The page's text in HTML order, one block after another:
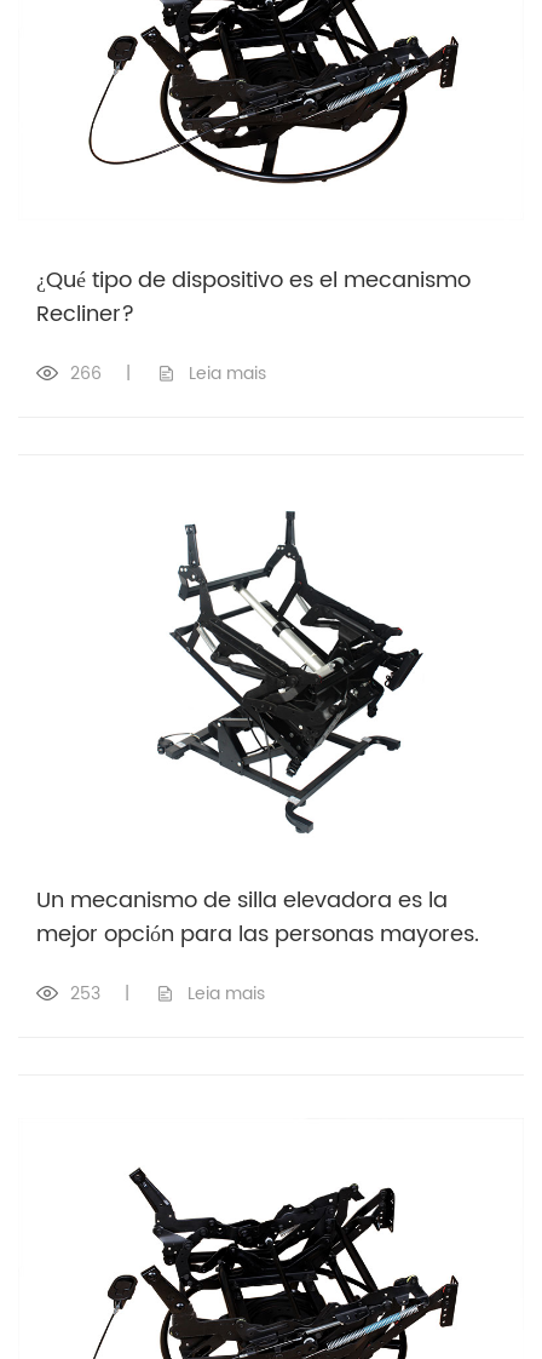
¿Qué tipo de dispositivo es el mecanismo
Recliner?
266 | Leia mais
Un mecanismo de silla elevadora es la
mejor opción para las personas mayores.
253 | Leia mais